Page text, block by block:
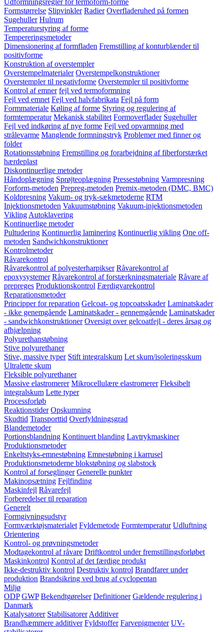
Udformningsregler for termoform-forme
Formstørrelse Slipvinkler Radier Overfladeruhed på formen
Sugehuller Hulrum
Temperaturstyring af forme
Tempereringsmetoder
Dimensionering af formfladen Fremstilling af konturblænder til
positivforme
Konstruktion af overstempler
Overstempelmaterialer Overstempelkonstruktioner
Overstempler til negativforme Overstempler til positivforme
Kontrol af emner fejl ved termoformning
Fejl ved emnet Fejl ved halvfabrikata Fejl på form
Formmateriale Køling af forme Styring og regulering af
formtemperatur Mekanisk stabilitet Formoverflader Sugehuller
Fejl ved indkøring af nye forme Fejl ved opvarmning med
strålevarme Manglende formningstryk Problemer med finner og
folder
Rotationsstøbning Fremstilling og forarbejdning af fiberforstærket
hærdeplast
Diskontinuerlige metoder
Håndoplægning Sprøjteoplægning Pressestøbning Varmpresning
Forform-metoden Prepreg-metoden Premix-metoden (DMC, BMC)
Koldpresning Vakum- og tryk-sækmetoderne RTM
Injektionsmetoden Vakuumstøbning Vakuum-injektionsmetoden
Vikling Autoklavering
Kontinuerlige metoder
Pultudering Kontinuerlig laminering Kontinuerlig vikling One off-
metoden Sandwichkonstruktioner
Kontrolmetoder
Råvarekontrol
Råvarekontrol af polyesterharpikser Råvarekontrol af
epoxysystemer Råvarekontrol af forstærkningsmateriale Råvare af
prepreges Produktionskontrol Færdigvarekontrol
Reparationsmetoder
Principper for reparation Gelcoat- og topcoatsskader Laminatskader
- ikke genemgående Laminatskader - gennemgående Laminatskader
- sandwichkonstruktioner Oversigt over gelcoatfejl - deres årsag og
afhjælpning
Polyurethanstøbning
Stive polyurethaner
Stive, massive typer Stift integralskum Let skum/isoleringsskum
Ultralette skum
Fleksible polyurethaner
Massive elastromerer Mikrocellulære elastromerer Fleksibelt
integralskum Lette typer
Processforløb
Reaktionstider Opskumning
Skudtid Transporttid Overfyldningsgrad
Blandemetoder
Portionsblandning Kontinuert blanding Lavtrykmaskiner
Produktionsmetoder
Enkeltstyks-emnestøbning Emnestøbning i karrusel
Produktionsmetoderne blokstøbning og slabstock
Kontrol af forseglinger Generelle punkter
Makinopsætning Fejlfinding
Maskinfejl Råvarefejl
Forberedelser til reparation
Generelt
Formgivningsudstyr
Formværktøjsmaterialet Fyldemetode Formtemperatur Udluftning
Orientering
Kontrol- og prøvningsmetoder
Modtagekontrol af råvare Driftkontrol under fremstillingsforløbet
Maskinkontrol Kontrol af det færdige produkt
Ikke-destruktiv kontrol Destruktiv kontrol Brandfarer under
produktion Brandsikring ved brug af cyclopentan
Miljø
ODP GWP Bekendtgørelser Definitioner Gældende regulering i
Danmark
Katalysatorer Stabilisatorer Additiver
Brandhæmmere additiver Fyldstoffer Farvepigmenter UV-